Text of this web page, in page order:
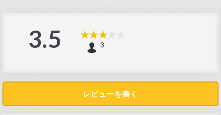
3.5 3
レビューを書く